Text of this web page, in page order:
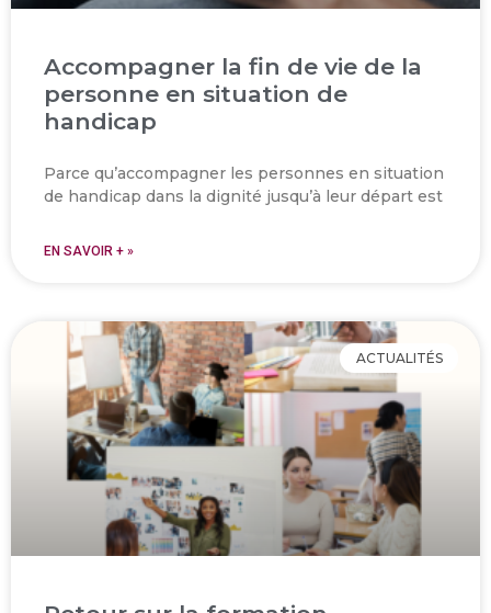
Accompagner la fin de vie de la
personne en situation de
handicap
Parce qu’accompagner les personnes en situation
de handicap dans la dignité jusqu’à leur départ est
EN SAVOIR + »
ACTUALITÉS